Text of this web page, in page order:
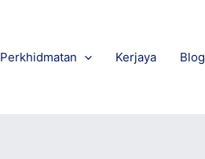
Perkhidmatan Kerjaya Blog